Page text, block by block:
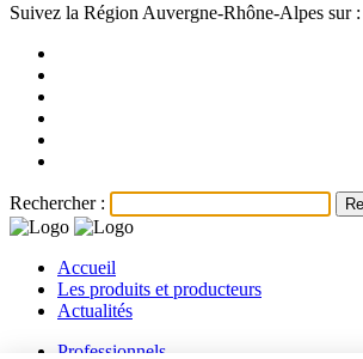
Suivez la Région Auvergne-Rhône-Alpes sur :
Rechercher :
Accueil
Les produits et producteurs
Actualités
Professionnels